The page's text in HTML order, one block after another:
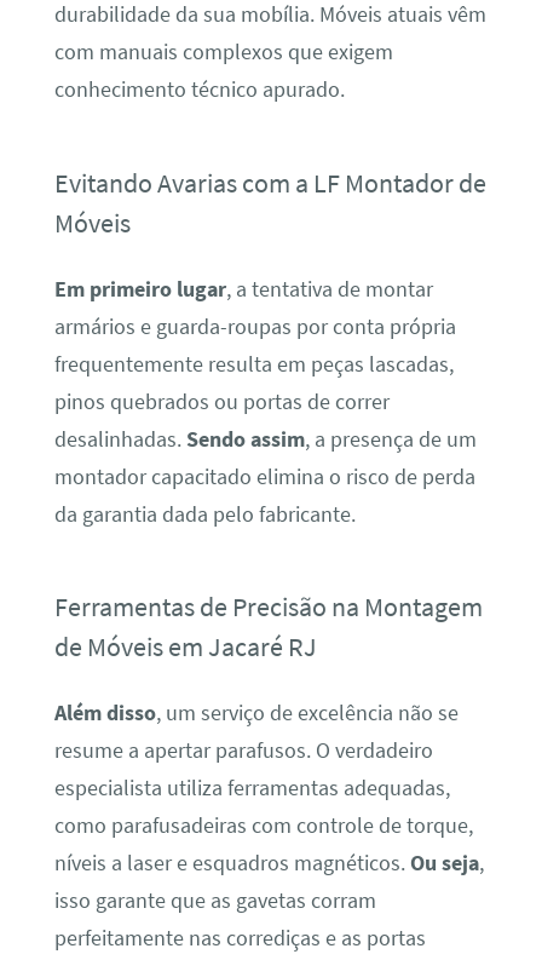
durabilidade da sua mobília. Móveis atuais vêm
com manuais complexos que exigem
conhecimento técnico apurado.
Evitando Avarias com a LF Montador de
Móveis
Em primeiro lugar, a tentativa de montar
armários e guarda-roupas por conta própria
frequentemente resulta em peças lascadas,
pinos quebrados ou portas de correr
desalinhadas. Sendo assim, a presença de um
montador capacitado elimina o risco de perda
da garantia dada pelo fabricante.
Ferramentas de Precisão na Montagem
de Móveis em Jacaré RJ
Além disso, um serviço de excelência não se
resume a apertar parafusos. O verdadeiro
especialista utiliza ferramentas adequadas,
como parafusadeiras com controle de torque,
níveis a laser e esquadros magnéticos.Ou seja,
isso garante que as gavetas corram
perfeitamente nas corrediças e as portas